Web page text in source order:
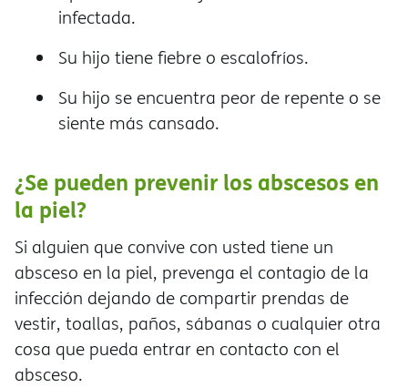
infectada.
Su hijo tiene fiebre o escalofríos.
Su hijo se encuentra peor de repente o se
siente más cansado.
¿Se pueden prevenir los abscesos en
la piel?
Si alguien que convive con usted tiene un
absceso en la piel, prevenga el contagio de la
infección dejando de compartir prendas de
vestir, toallas, paños, sábanas o cualquier otra
cosa que pueda entrar en contacto con el
absceso.